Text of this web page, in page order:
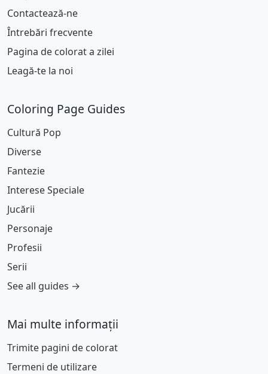
Contactează-ne
Întrebări frecvente
Pagina de colorat a zilei
Leagă-te la noi
Coloring Page Guides
Cultură Pop
Diverse
Fantezie
Interese Speciale
Jucării
Personaje
Profesii
Serii
See all guides →
Mai multe informații
Trimite pagini de colorat
Termeni de utilizare